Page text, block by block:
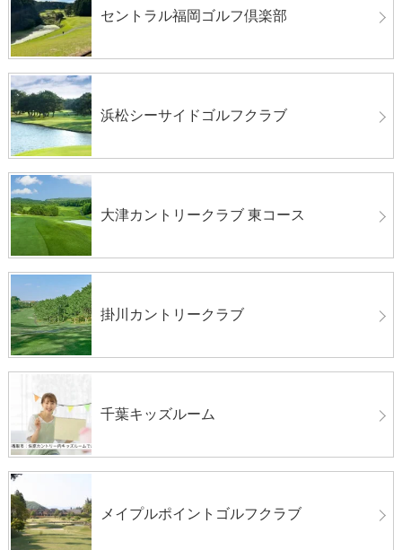
セントラル福岡ゴルフ倶楽部
浜松シーサイドゴルフクラブ
大津カントリークラブ 東コース
掛川カントリークラブ
千葉キッズルーム
メイプルポイントゴルフクラブ